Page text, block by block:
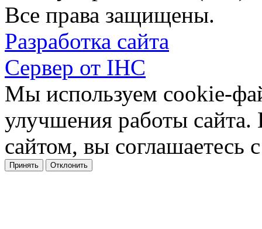
Все права защищены.
Разработка сайта
Сервер от IHC
Мы используем cookie-
улучшения работы сайта.
сайтом, вы соглашаетесь
Принять Отклонить